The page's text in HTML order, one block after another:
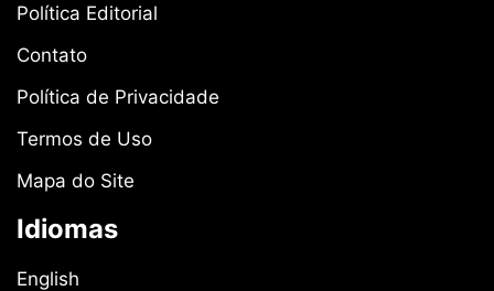
Política Editorial
Contato
Política de Privacidade
Termos de Uso
Mapa do Site
Idiomas
English